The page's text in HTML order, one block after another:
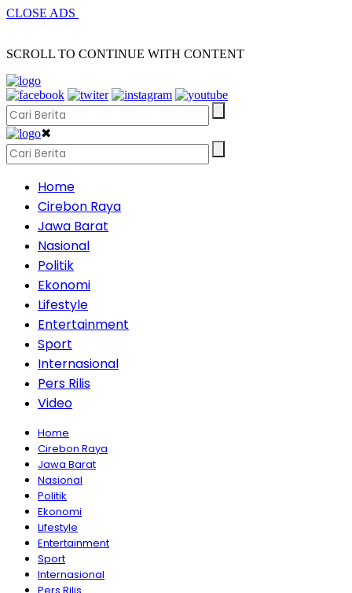
CLOSE ADS
SCROLL TO CONTINUE WITH CONTENT
✖
Home
Cirebon Raya
Jawa Barat
Nasional
Politik
Ekonomi
Lifestyle
Entertainment
Sport
Internasional
Pers Rilis
Video
Home
Cirebon Raya
Jawa Barat
Nasional
Politik
Ekonomi
Lifestyle
Entertainment
Sport
Internasional